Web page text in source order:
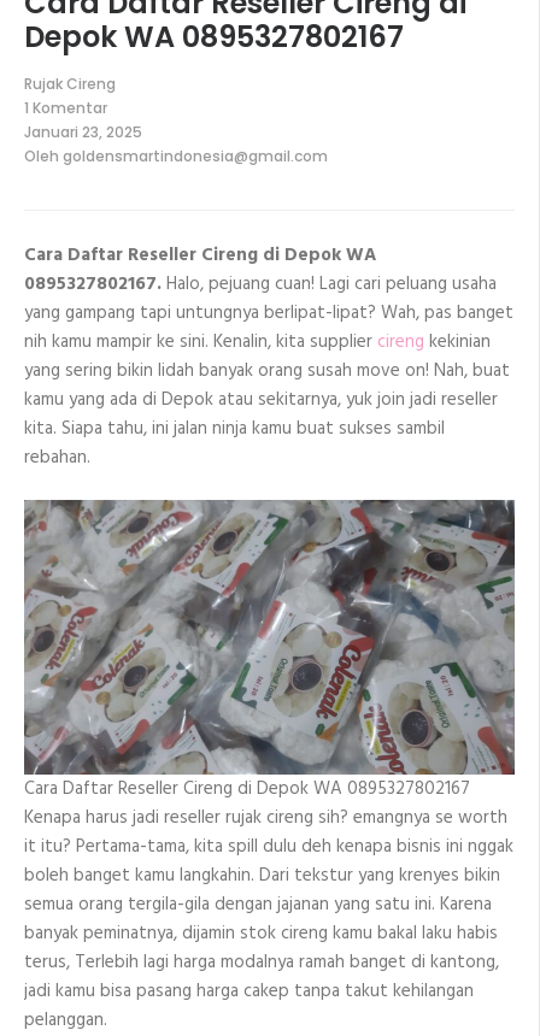
Depok WA 0895327802167
Rujak Cireng
1 Komentar
pada
Cara
Daftar
WA
Januari 23, 2025
Oleh goldensmartindonesia@gmail.com
Cara Daftar Reseller Cireng di Depok WA
0895327802167.Halo, pejuang cuan! Lagi cari peluang usaha
yang gampang tapi untungnya berlipat-lipat? Wah, pas banget
nih kamu mampir ke sini. Kenalin, kita supplier cireng kekinian
yang sering bikin lidah banyak orang susah move on! Nah, buat
kamu yang ada di Depok atau sekitarnya, yuk join jadi reseller
kita. Siapa tahu, ini jalan ninja kamu buat sukses sambil
rebahan.
Cara Daftar Reseller Cireng di Depok WA 0895327802167
Kenapa harus jadi reseller rujak cireng sih? emangnya se worth
it itu? Pertama-tama, kita spill dulu deh kenapa bisnis ini nggak
boleh banget kamu langkahin. Dari tekstur yang krenyes bikin
semua orang tergila-gila dengan jajanan yang satu ini. Karena
banyak peminatnya, dijamin stok cireng kamu bakal laku habis
terus, Terlebih lagi harga modalnya ramah banget di kantong,
jadi kamu bisa pasang harga cakep tanpa takut kehilangan
pelanggan.